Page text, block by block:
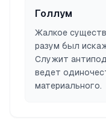
Голлум
Жалкое
разум был
Служит
ведет
материального.